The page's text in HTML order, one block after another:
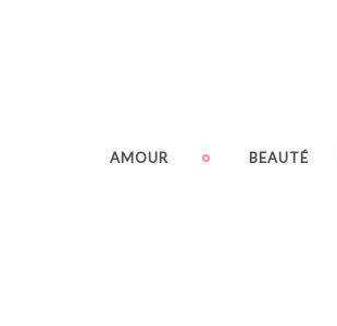
AMOUR BEAUTÉ